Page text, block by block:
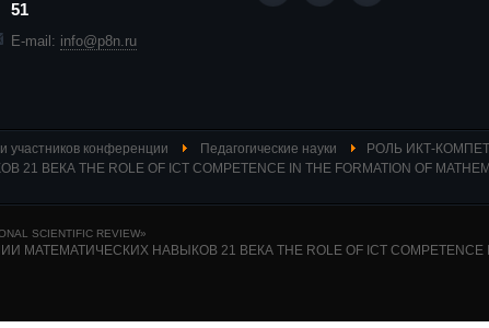
51
E-mail: info@p8n.ru
участников конференции Педагогические науки
РОЛЬ ИКТ-
THE ROLE OF ICT COMPETENCE IN THE FORMATION OF
SCIENTIFIC REVIEW»
НАВЫКОВ 21 ВЕКА THE ROLE OF ICT COMPETENCE IN